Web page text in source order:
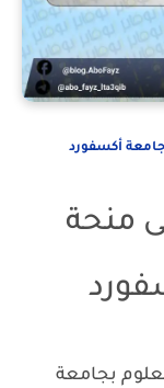
أكسفورد
منحة
بجامعة